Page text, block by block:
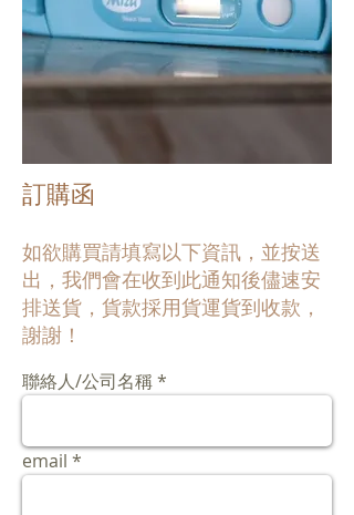
訂購函
如欲購買請填寫以下資訊，並按送
出，我們會在收到此通知後儘速安
排送貨，貨款採用貨運貨到收款，
謝謝！
聯絡人/公司名稱
email